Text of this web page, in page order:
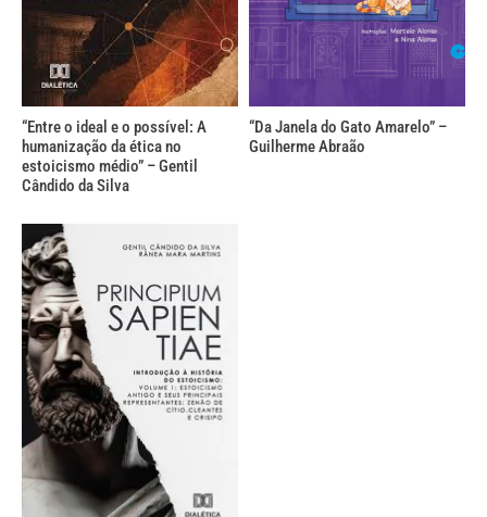
“Entre o ideal e o possível: A
humanização da ética no
estoicismo médio” – Gentil
Cândido da Silva
“Da Janela do Gato Amarelo” –
Guilherme Abraão